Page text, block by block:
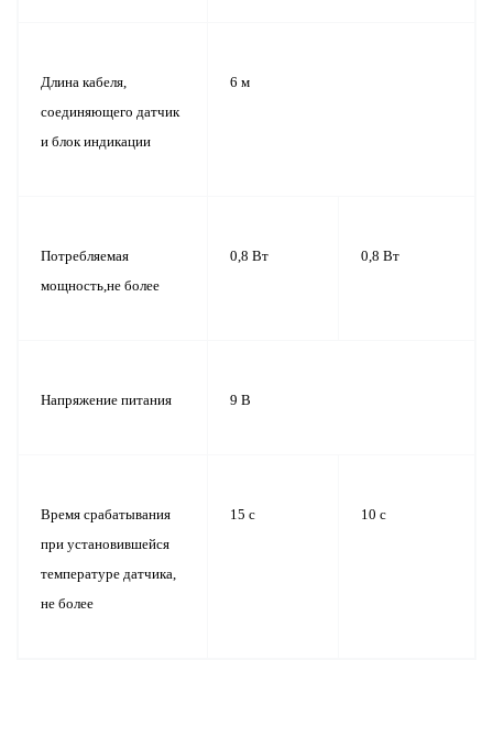
Длина кабеля,
соединяющего датчик
и блок индикации
6 м
Потребляемая
мощность,не более
0,8 Вт 0,8 Вт
Напряжение питания 9 В
Время срабатывания
при установившейся
температуре датчика,
не более
15 с 10 с